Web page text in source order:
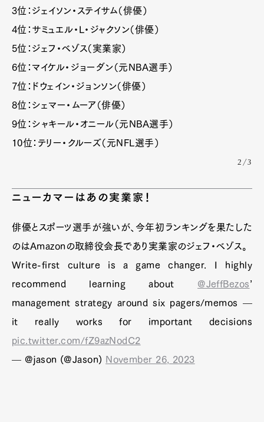
3位：ジェイソン・ステイサム（俳優）
4位：サミュエル・L・ジャクソン（俳優）
5位：ジェフ・ベゾス（実業家）
6位：マイケル・ジョーダン（元NBA選手）
7位：ドウェイン・ジョンソン（俳優）
8位：シェマー・ムーア（俳優）
9位：シャキール・オニール（元NBA選手）
10位：テリー・クルーズ（元NFL選手）
2/3
ニューカマーはあの実業家！
俳優とスポーツ選手が強いが、今年初ランキングを果たした
のはAmazonの取締役会長であり実業家のジェフ・ベゾス。
Write-first culture is a game changer. I highly
recommend learning about @JeffBezos’
management strategy around six pagers/memos —
it really works for important decisions
pic.twitter.com/fZ9azNodC2
— @jason (@Jason) November 26, 2023